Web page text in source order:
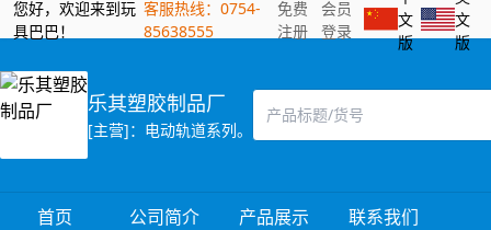
您好，欢迎来到玩
具巴巴！
客服热线：0754-
85638555
免费
注册
会员
登录
文
版
文
版
乐其塑胶制品厂
[主营]：电动轨道系列。
首页 公司简介 产品展示 联系我们